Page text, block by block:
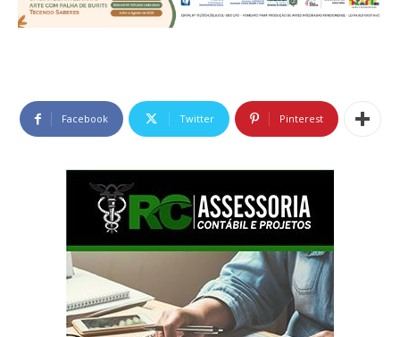
Facebook Twitter Pinterest